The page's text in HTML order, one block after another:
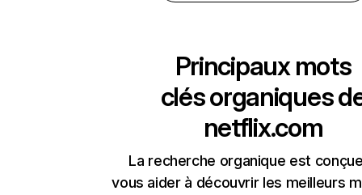
Principaux mots
clés organiques
netflix.com
La recherche organique est
vous aider à découvrir les meilleurs